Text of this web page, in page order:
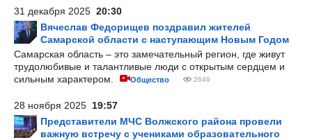
31 декабря 2025 20:30
Вячеслав Федорищев поздравил жителей
Самарской области с наступающим Новым Годом
Самарская область – это замечательный регион, где живут
трудолюбивые и талантливые люди с открытым сердцем и
сильным характером.
Общество 2649
28 ноября 2025 19:57
Представители МЧС Волжского района провели
важную встречу с учениками образовательного